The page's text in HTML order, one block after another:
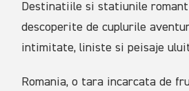
Destinatiile si statiunile
descoperite de cuplurile
intimitate, liniste si peisaje
Romania, o tara incarcata de